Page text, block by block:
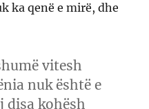
ka qenë e mirë, dhe
vitesh
nuk është e
disa kohësh